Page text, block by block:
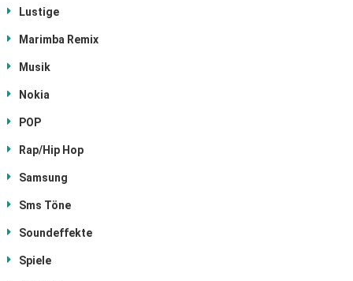
Lustige
Marimba Remix
Musik
Nokia
POP
Rap/Hip Hop
Samsung
Sms Töne
Soundeffekte
Spiele